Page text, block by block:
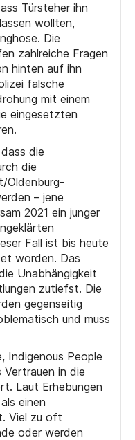
Türsteher ihn
wollten,
Die
zahlreiche Fragen
hinten auf ihn
falsche
mit einem
eingesetzten
die
die
Oldenburg-
– jene
2021 ein junger
Fall ist bis heute
worden. Das
Unabhängigkeit
zutiefst. Die
gegenseitig
und muss
Indigenous People
in die
Laut Erhebungen
einen
Viel zu oft
oder werden